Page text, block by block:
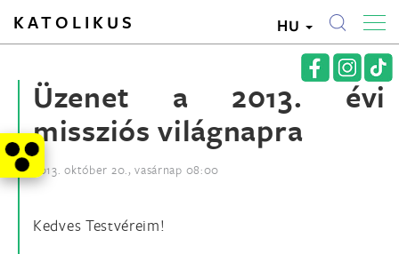
KATOLIKUS HU
Üzenet a 2013. évi
missziós világnapra
2013. október 20., vasárnap 08:00
Kedves Testvéreim!